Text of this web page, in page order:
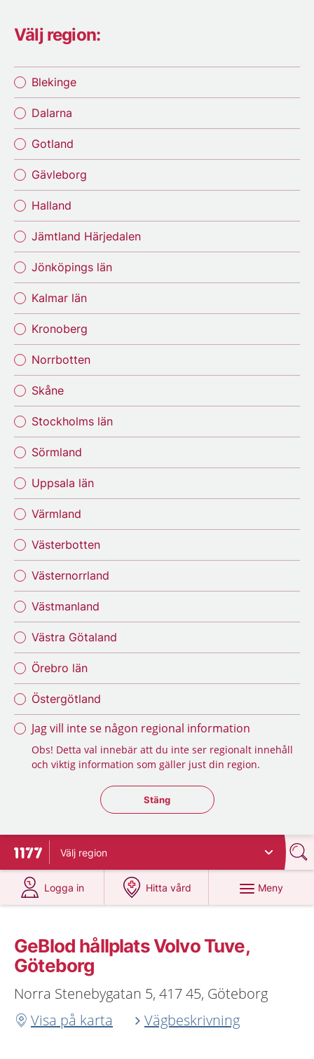
Välj region:
Blekinge
Dalarna
Gotland
Gävleborg
Halland
Jämtland Härjedalen
Jönköpings län
Kalmar län
Kronoberg
Norrbotten
Skåne
Stockholms län
Sörmland
Uppsala län
Värmland
Västerbotten
Västernorrland
Västmanland
Västra Götaland
Örebro län
Östergötland
Jag vill inte se någon regional information
Obs! Detta val innebär att du inte ser regionalt innehåll
och viktig information som gäller just din region.
Stäng regionsväljaren
Stäng
Till startsidan för 1177
Välj region
Logga in
på 1177.se
Hitta vård
på 1177.se
Meny
GeBlod hållplats Volvo Tuve,
Göteborg
Norra Stenebygatan 5, 417 45, Göteborg
Visa på karta
Vägbeskrivning